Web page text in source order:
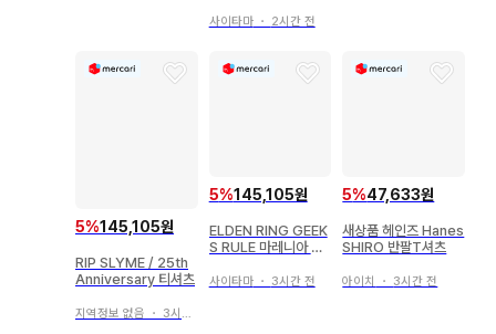
사이타마・ 2시간 전
5%145,105원
RIP SLYME / 25th
Anniversary 티셔츠
지역정보 없음 ・ 3시간 전
5%145,105원
ELDEN RING GEEK
S RULE 마레니아 티
사이타마・ 3시간 전
5%47,633원
새상품 헤인즈 Hanes
SHIRO 반팔T셔츠
아이치 ・ 3시간 전